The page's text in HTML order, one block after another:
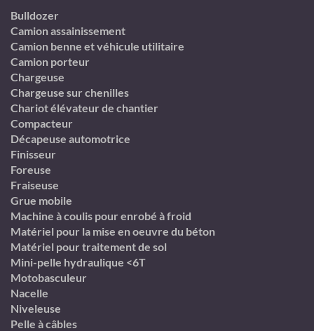
Bulldozer
Camion assainissement
Camion benne et véhicule utilitaire
Camion porteur
Chargeuse
Chargeuse sur chenilles
Chariot élévateur de chantier
Compacteur
Décapeuse automotrice
Finisseur
Foreuse
Fraiseuse
Grue mobile
Machine à coulis pour enrobé à froid
Matériel pour la mise en oeuvre du béton
Matériel pour traitement de sol
Mini-pelle hydraulique <6T
Motobasculeur
Nacelle
Niveleuse
Pelle à câbles